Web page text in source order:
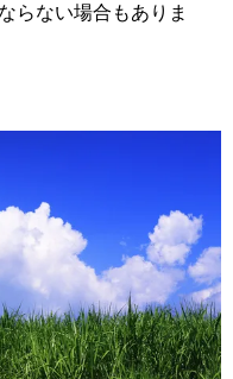
らない場合もありま